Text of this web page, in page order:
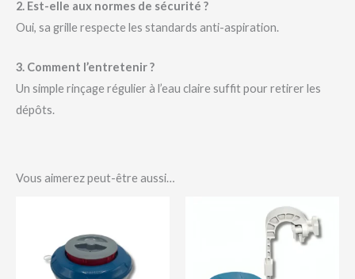
2. Est-elle aux normes de sécurité ?
Oui, sa grille respecte les standards anti-aspiration.
3. Comment l’entretenir ?
Un simple rinçage régulier à l’eau claire suffit pour retirer les
dépôts.
Vous aimerez peut-être aussi…